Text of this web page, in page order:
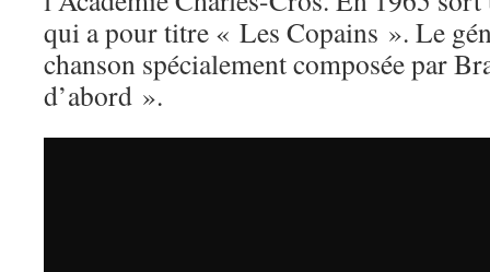
qui a pour titre « Les Copains ». Le
chanson spécialement composée par
d’abord ».